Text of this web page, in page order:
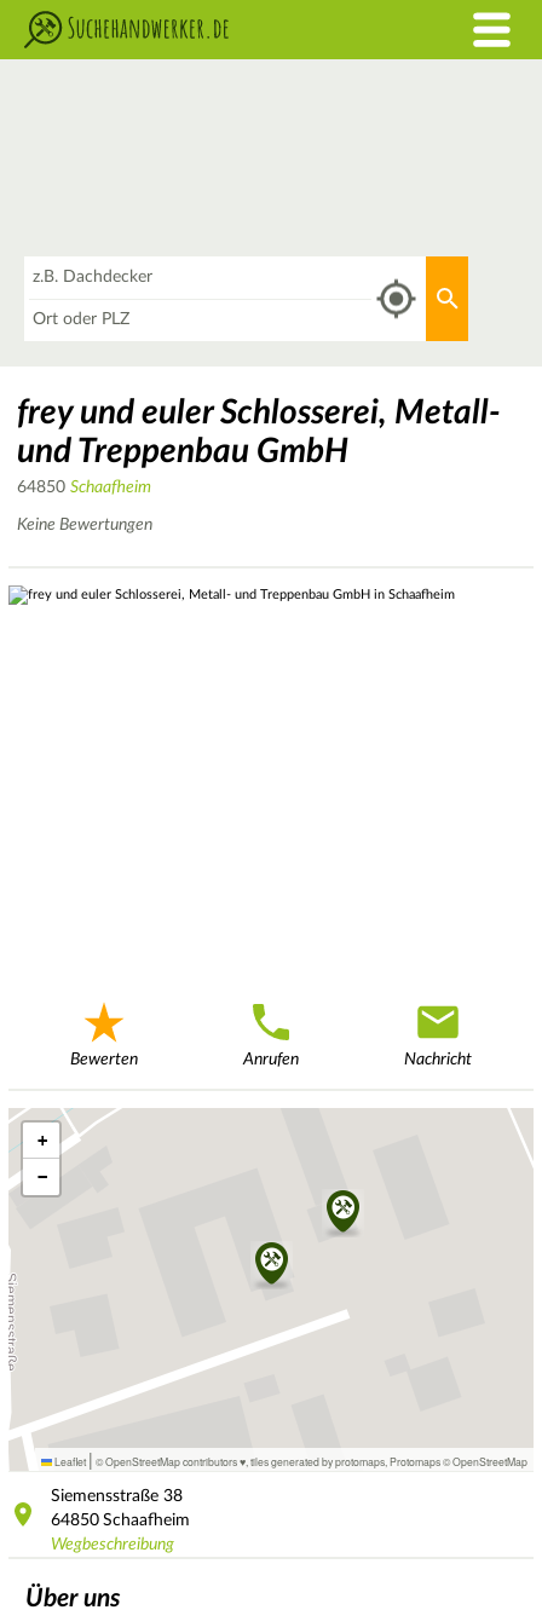
frey und euler Schlosserei, Metall-
und Treppenbau GmbH
64850 Schaafheim
Keine Bewertungen
Bewerten Anrufen Nachricht
+
−
Leaflet | © OpenStreetMap contributors ♥, tiles generated by protomaps Protomaps©OpenStreetMap
Siemensstraße 38
64850 Schaafheim
Wegbeschreibung
Über uns